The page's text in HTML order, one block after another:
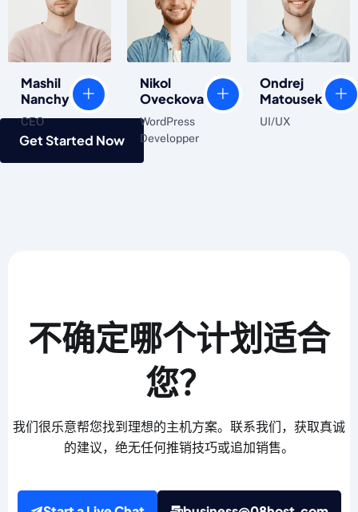
Mashil
Nanchy
CEO
Nikol
Oveckova
WordPress
Developper
Ondrej
Matousek
UI/UX
Get Started Now
不确定哪个计划适合
您？
我们很乐意帮您找到理想的主机方案。联系我们，获取真诚
的建议，绝无任何推销技巧或追加销售。